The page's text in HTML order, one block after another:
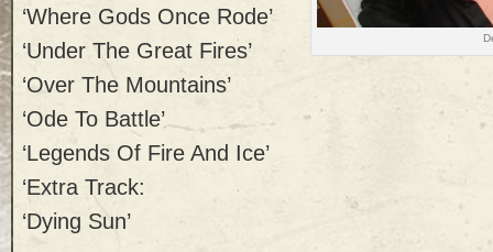
‘Where Gods Once Rode’
‘Under The Great Fires’
‘Over The Mountains’
‘Ode To Battle’
‘Legends Of Fire And Ice’
‘Extra Track:
‘Dying Sun’